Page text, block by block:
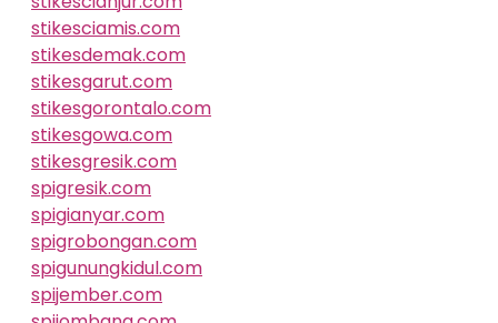
stikesciamis.com
stikesdemak.com
stikesgarut.com
stikesgorontalo.com
stikesgowa.com
stikesgresik.com
spigresik.com
spigianyar.com
spigrobongan.com
spigunungkidul.com
spijember.com